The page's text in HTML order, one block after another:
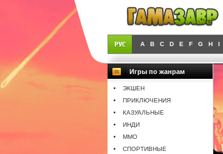
A B C D E F G H I
Игры по жанрам
ЭКШЕН
ПРИКЛЮЧЕНИЯ
КАЗУАЛЬНЫЕ
ИНДИ
MMO
СПОРТИВНЫЕ